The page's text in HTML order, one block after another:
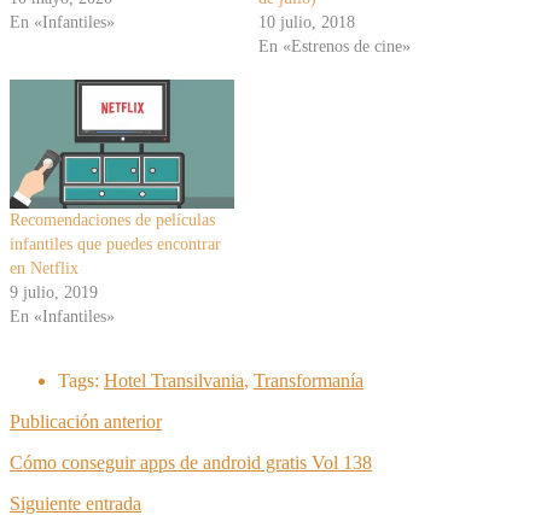
En «Infantiles»
10 julio, 2018
En «Estrenos de cine»
Recomendaciones de películas
infantiles que puedes encontrar
en Netflix
9 julio, 2019
En «Infantiles»
Tags: Hotel Transilvania, Transformanía
Publicación anterior
Cómo conseguir apps de android gratis Vol 138
Siguiente entrada